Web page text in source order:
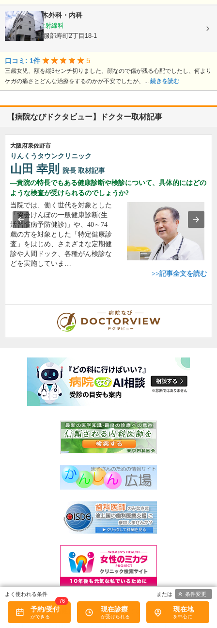
医療法人三木外科・内科
内科, 外科, 放射線科
大阪府豊中市服部寿町2丁目18-1
口コミ: 1件 5
三歳女児、額を縦3センチ切りました。顔なので傷が残る心配でしたし、何より
ケガの痛さとどんな治療をするのかが不安でしたが、... 続きを読む
【病院なびドクタビュー】ドクター取材記事
大阪府泉佐野市
りんくうタウンクリニック
山田 幸則 院長 取材記事
貴院の特長でもある健康診断や検診について、具体的にはどの
ような検査が受けられるのでしょうか?
当院では、働く世代を対象とした
「協会けんぽの一般健康診断(生
活習慣病予防健診)」や、40～74
歳の方を対象とした「特定健康診
査」をはじめ、さまざまな定期健
診や人間ドック、各種がん検診な
どを実施していま…
>>記事全文を読む
《掲載している情報についてのご注意》
予約/受付
76
現在診療 現在地
条件変更